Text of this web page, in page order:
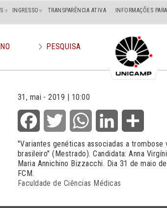
INGRESSO TRANSPARÊNCIA ATIVA INFORMAÇÕES
PESQUISA
31, mai - 2019 | 10:00
Facebook Twitter WhatsApp LinkedIn
"Variantes genéticas associadas a
brasileiro" (Mestrado). Candidata: Anna
Maria Annichino Bizzacchi. Dia 31 de maio
FCM.
Faculdade de Ciências Médicas